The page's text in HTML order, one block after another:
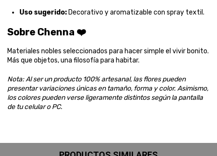
Uso sugerido:Decorativo y aromatizable con spray textil.
Sobre Chenna ❤️
Materiales nobles seleccionados para hacer simple el vivir bonito.
Más que objetos, una filosofía para habitar.
Nota: Al ser un producto 100% artesanal, las flores pueden
presentar variaciones únicas en tamaño, forma y color. Asimismo,
los colores pueden verse ligeramente distintos según la pantalla
de tu celular o PC.